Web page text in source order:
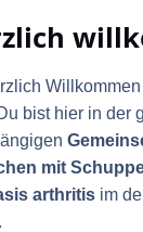
bist hier in der
mit
arthritis im